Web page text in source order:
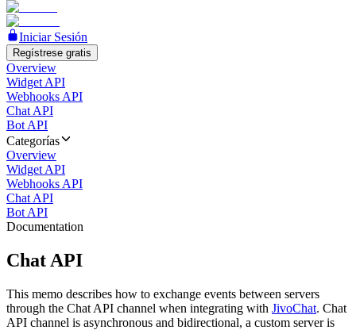
Iniciar Sesión
Regístrese gratis
Overview
Widget API
Webhooks API
Chat API
Bot API
Categorías
Overview
Widget API
Webhooks API
Chat API
Bot API
Documentation
Chat API
This memo describes how to exchange events between servers
through the Chat API channel when integrating with JivoChat. Chat
API channel is asynchronous and bidirectional, a custom server is